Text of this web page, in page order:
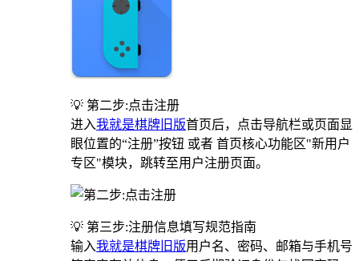
💡 第二步:点击注册
进入我就是棋牌旧版首页后，点击导航栏或页面显
眼位置的“注册”按钮 或者 首页核心功能区"新用户
专区"模块，跳转至用户注册页面。
💡 第三步:注册信息填写规范指南
输入我就是棋牌旧版用户名、密码、邮箱与手机号